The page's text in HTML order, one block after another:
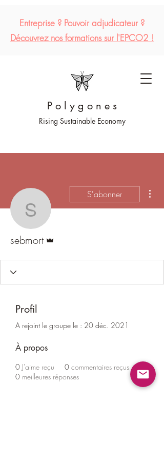
P o l y g o n e s
Rising Sustainable Economy
Entreprise ? Pouvoir adjudicateur ?
Découvreznos formations sur l'EPCO2 !
sebmort
S'abonner
sebmort
Profil
A rejoint le groupe le : 20 déc. 2021
À propos
0 J'aime reçu 0 commentaires reçus
0 meilleures réponses